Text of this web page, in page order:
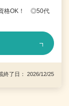
格OK！ ◎50代
了日： 2026/12/25